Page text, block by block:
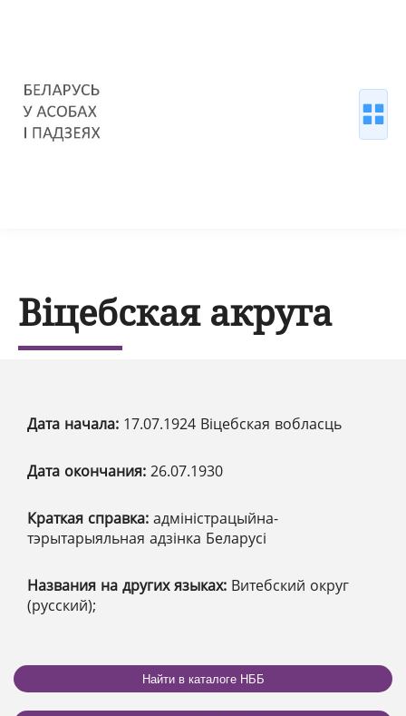
Віцебская акруга
Дата начала: 17.07.1924 Віцебская вобласць
Дата окончания: 26.07.1930
Краткая справка: адміністрацыйна-
тэрытарыяльная адзінка Беларусі
Названия на других языках: Витебский округ
(русский);
Найти в каталоге НББ